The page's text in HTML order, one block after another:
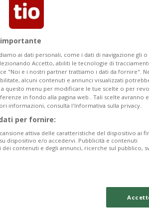
ai dati personali, come i dati di navigazione gli o
Accetto, abiliti le tecnologie di
"Noi e i nostri partner trattiamo i dati da fornire".
alcuni contenuti e annunci visualizzati
questo menu per modificare le tue scelte o per
in fondo alla pagina web.. Tali scelte avranno
informazioni, consulta l'Informativa sulla privacy.
per fornire:
attiva delle caratteristiche del dispositivo ai
dispositivo e/o accedervi. Pubblicità e contenuti
contenuti e degli annunci, ricerche sul pubblico,